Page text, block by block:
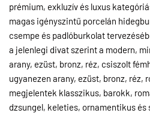
prémium, exkluzív és luxus
magas igényszintű porcelán
csempe és padlóburkolat
a jelenlegi divat szerint a modern,
arany, ezüst, bronz, réz, csiszolt
ugyanezen arany, ezüst, bronz, réz,
megjelentek klasszikus, barokk,
dzsungel, keleties, ornamentikus